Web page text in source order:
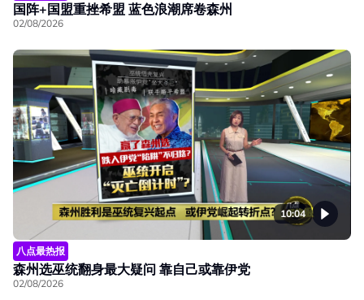
国阵+国盟重挫希盟 蓝色浪潮席卷森州
02/08/2026
10:04
八点最热报
森州选巫统翻身最大疑问 靠自己或靠伊党
02/08/2026